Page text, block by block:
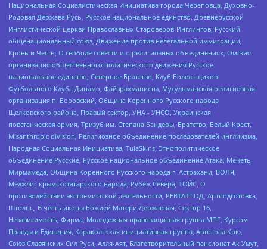
Национальная Социалистическая Инициатива города Череповца, Духовно-
Родовая Держава Русь, Русское национальное единство, Древнерусской
Инглистической церкви Православных Староверов-Инглингов, Русский
общенациональный союз, Движение против нелегальной иммиграции,
Кровь и Честь, О свободе совести и о религиозных объединениях, Омская
организация общественного политического движения Русское
национальное единство, Северное Братство, Клуб Болельщиков
Футбольного Клуба Динамо, Файзрахманисты, Мусульманская религиозная
организация п. Боровский, Община Коренного Русского народа
Щелковского района, Правый сектор, УНА - УНСО, Украинская
повстанческая армия, Тризуб им. Степана Бандеры, Братство, Белый Крест,
Misanthropic division, Религиозное объединение последователей инглиизма,
Народная Социальная Инициатива, TulaSkins, Этнополитическое
объединение Русские, Русское национальное объединение Атака, Мечеть
Мирмамеда, Община Коренного Русского народа г. Астрахани, ВОЛЯ,
Меджлис крымскотатарского народа, Рубеж Севера, ТОЙС, О
противодействии экстремистской деятельности, РЕВТАТПОД, Артподготовка,
Штольц, В честь иконы Божией Матери Державная, Сектор 16,
Независимость, Фирма, Молодежная правозащитная группа МПГ, Курсом
Правды и Единения, Каракольская инициативная группа, Автоград Крю,
Союз Славянских Сил Руси, Алля-Аят, Благотворительный пансионат Ак Умут,